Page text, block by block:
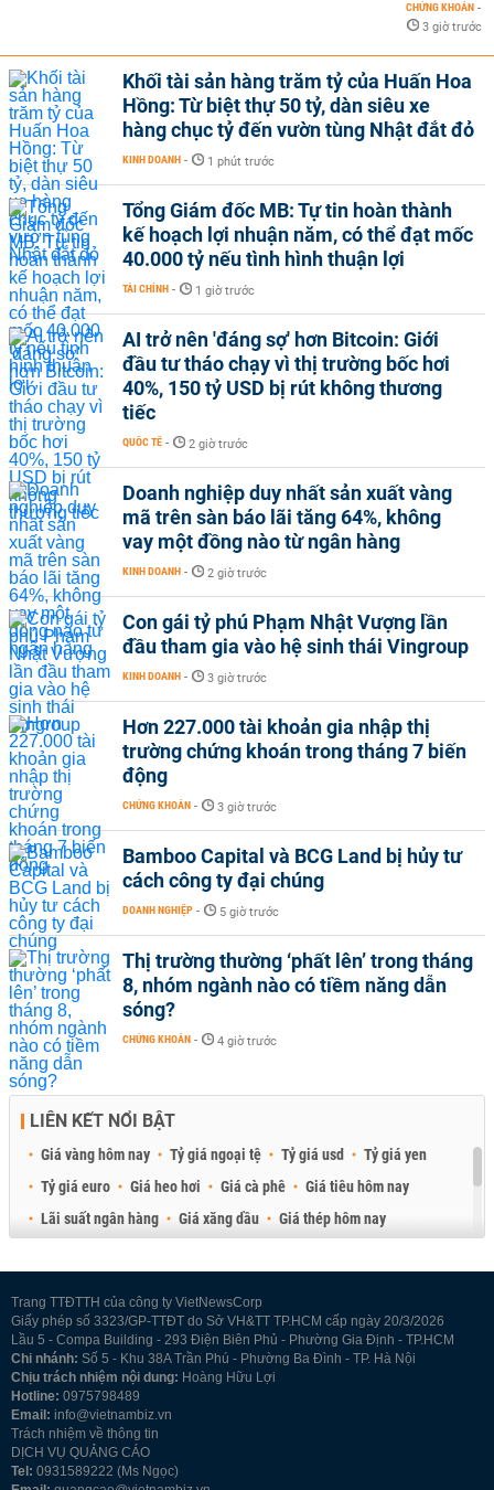
CHỨNG KHOÁN -
3 giờ trước
Khối tài sản hàng trăm tỷ của Huấn Hoa
Hồng: Từ biệt thự 50 tỷ, dàn siêu xe
hàng chục tỷ đến vườn tùng Nhật đắt đỏ
KINH DOANH - 1 phút trước
Tổng Giám đốc MB: Tự tin hoàn thành
kế hoạch lợi nhuận năm, có thể đạt mốc
40.000 tỷ nếu tình hình thuận lợi
TÀI CHÍNH - 1 giờ trước
AI trở nên 'đáng sợ' hơn Bitcoin: Giới
đầu tư tháo chạy vì thị trường bốc hơi
40%, 150 tỷ USD bị rút không thương
tiếc
QUỐC TẾ - 2 giờ trước
Doanh nghiệp duy nhất sản xuất vàng
mã trên sàn báo lãi tăng 64%, không
vay một đồng nào từ ngân hàng
KINH DOANH - 2 giờ trước
Con gái tỷ phú Phạm Nhật Vượng lần
đầu tham gia vào hệ sinh thái Vingroup
KINH DOANH - 3 giờ trước
Hơn 227.000 tài khoản gia nhập thị
trường chứng khoán trong tháng 7 biến
động
CHỨNG KHOÁN - 3 giờ trước
Bamboo Capital và BCG Land bị hủy tư
cách công ty đại chúng
DOANH NGHIỆP - 5 giờ trước
Thị trường thường ‘phất lên’ trong tháng
8, nhóm ngành nào có tiềm năng dẫn
sóng?
CHỨNG KHOÁN - 4 giờ trước
LIÊN KẾT NỔI BẬT
Giá vàng hôm nay Tỷ giá ngoại tệ Tỷ giá usd
Tỷ giá yen
Tỷ giá euro
Giá heo hơi Giá cà phê
Giá tiêu hôm nay
Lãi suất ngân hàng
Giá xăng dầu
Giá thép hôm nay
Trang TTĐTTH của công ty VietNewsCorp
Giấy phép số 3323/GP-TTĐT do Sở VH&TT TP.HCM cấp ngày 20/3/2026
Lầu 5 - Compa Building - 293 Điện Biên Phủ - Phường Gia Định - TP.HCM
Chi nhánh: Số 5 - Khu 38A Trần Phú - Phường Ba Đình - TP. Hà Nội
Chịu trách nhiệm nội dung: Hoàng Hữu Lợi
Hotline: 0975798489
Email: info@vietnambiz.vn
Trách nhiệm về thông tin
DỊCH VỤ QUẢNG CÁO
Tel: 0931589222 (Ms Ngọc)